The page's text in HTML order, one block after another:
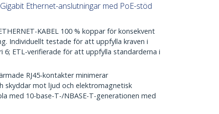
Ethernet-anslutningar med PoE-stöd
KABEL 100 % koppar för konsekvent
Individuellt testade för att uppfylla kraven i
6; ETL-verifierade för att uppfylla standarderna i
RJ45-kontakter minimerar
skyddar mot ljud och elektromagnetisk
med 10-base-T-/NBASE-T-generationen med